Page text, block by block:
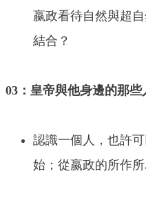
嬴政看待自然與超
結合？
03：皇帝與他身邊的那些
認識一個人，也許
始；從嬴政的所作